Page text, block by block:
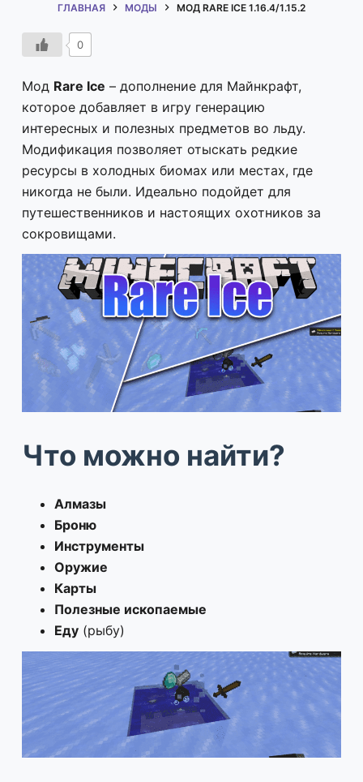
ГЛАВНАЯ
МОДЫ МОД RARE ICE 1.16.4/1.15.2
0
Мод Rare Ice – дополнение для Майнкрафт,
которое добавляет в игру генерацию
интересных и полезных предметов во льду.
Модификация позволяет отыскать редкие
ресурсы в холодных биомах или местах, где
никогда не были. Идеально подойдет для
путешественников и настоящих охотников за
сокровищами.
Что можно найти?
Алмазы
Броню
Инструменты
Оружие
Карты
Полезные ископаемые
Еду(рыбу)